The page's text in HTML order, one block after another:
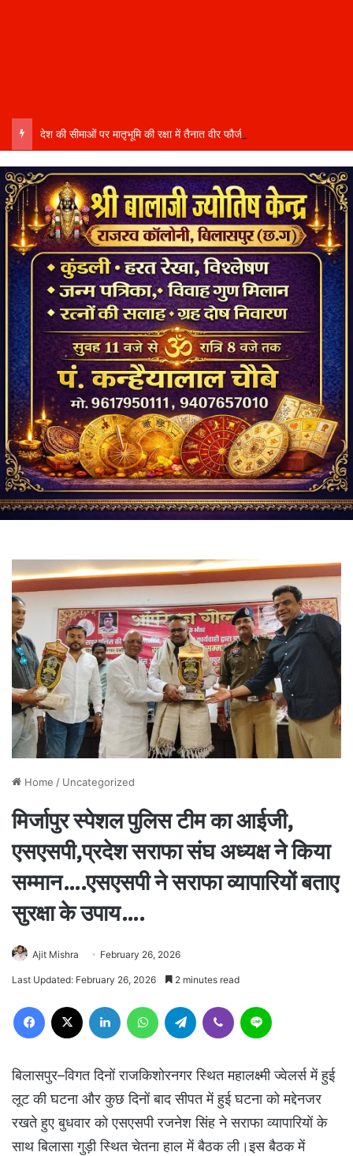
Home / Uncategorized
मिर्जापुर स्पेशल पुलिस टीम का आईजी,
एसएसपी,प्रदेश सराफा संघ अध्यक्ष ने किया
सम्मान….एसएसपी ने सराफा व्यापारियों बताए
सुरक्षा के उपाय….
Ajit Mishra February 26, 2026
Last Updated: February 26, 2026 2 minutes read
Facebook LinkedIn WhatsAppTelegram Viber
बिलासपुर–विगत दिनों राजकिशोरनगर स्थित महालक्ष्मी ज्वेलर्स में हुई
लूट की घटना और कुछ दिनों बाद सीपत में हुई घटना को मद्देनजर
रखते हुए बुधवार को एसएसपी रजनेश सिंह ने सराफा व्यापारियों के
साथ बिलासा गुड़ी स्थित चेतना हाल में बैठक ली।इस बैठक में